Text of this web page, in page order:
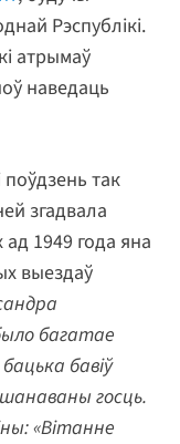
Рэспублікі.
атрымаў
наведаць
поўдзень так
згадвала
ад 1949 года яна
выездаў
багатае
бавіў
госць.
«Вітанне